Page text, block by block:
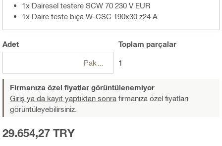
1x Dairesel testere SCW 70 230 V EUR
1x Daire.teste.bıça W-CSC 190x30 z24 A
Adet Toplam parçalar
1
Firmanıza özel fiyatlar görüntülenemiyor
Giriş ya da kayıt yaptıktan sonra firmanıza özel fiyatları
görüntüleyebilirsiniz.
29.654,27 TRY